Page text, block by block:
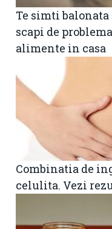
Te simti balonata
scapi de
alimente in casa
Combinatia de
celulita. Vezi